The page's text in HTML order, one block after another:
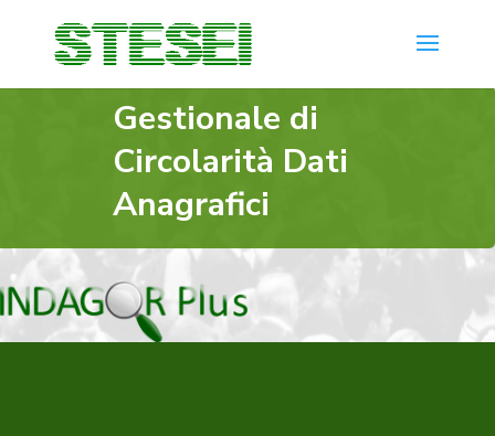
Gestionale di
Circolarità Dati
Anagrafici